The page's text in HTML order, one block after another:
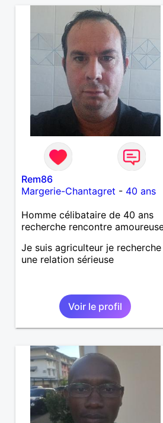
Rem86
Margerie-Chantagret - 40 ans
Homme célibataire de 40 ans
recherche rencontre
Je suis agriculteur je recherche
une relation sérieuse
Voir le profil